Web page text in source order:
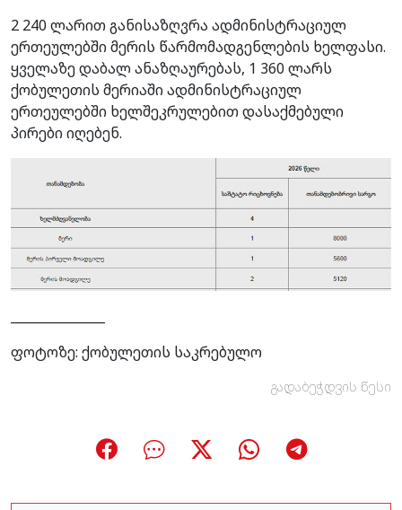
2 240 ლარით განისაზღვრა ადმინისტრაციულ
ერთეულებში მერის წარმომადგენლების ხელფასი.
ყველაზე დაბალ ანაზღაურებას, 1 360 ლარს
ქობულეთის მერიაში ადმინისტრაციულ
ერთეულებში ხელშეკრულებით დასაქმებული
პირები იღებენ.
ფოტოზე: ქობულეთის საკრებულო
გადაბეჭდვის წესი